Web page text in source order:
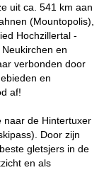
uit ca. 541 km aan
(Mountopolis),
Hochzillertal -
en
verbonden door
en
af!
naar de Hintertuxer
Door zijn
gletsjers in de
en als